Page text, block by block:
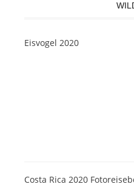
Eisvogel 2020
Costa Rica 2020